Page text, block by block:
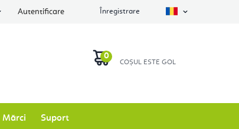
Autentificare Înregistrare
DE
Mărci Suport